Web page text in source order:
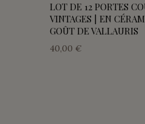
LOT DE 12 PORTES
VINTAGES | EN
GOÛT DE VALLAURIS
40,00 €